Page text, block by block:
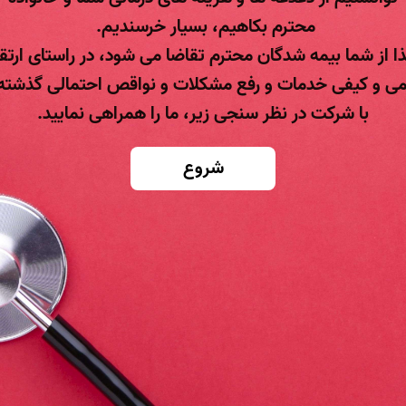
محترم بکاهیم، بسیار خرسندیم.
از شما بیمه شدگان محترم تقاضا می شود، در راستای
و کیفی خدمات و رفع مشکلات و نواقص احتمالی
با شرکت در نظر سنجی زیر، ما را همراهی نمایید.
شروع